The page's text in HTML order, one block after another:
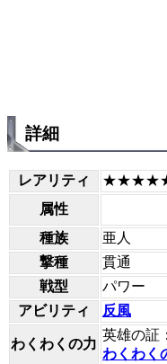
詳細
レアリティ
属性
種族
亜人
撃種
貫通
戦型
パワー
アビリティ
反風
わくわくの力
英雄の証
わくわく